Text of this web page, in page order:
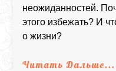
неожиданностей.
этого избежать? И
о жизни?
Читать Дальше...